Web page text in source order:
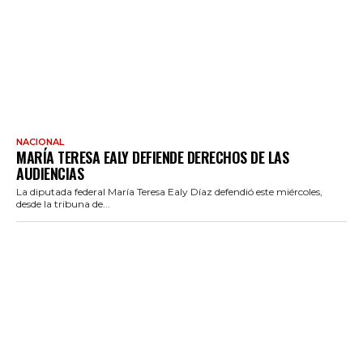
NACIONAL
MARÍA TERESA EALY DEFIENDE DERECHOS DE LAS
AUDIENCIAS
La diputada federal María Teresa Ealy Díaz defendió este miércoles,
desde la tribuna de...